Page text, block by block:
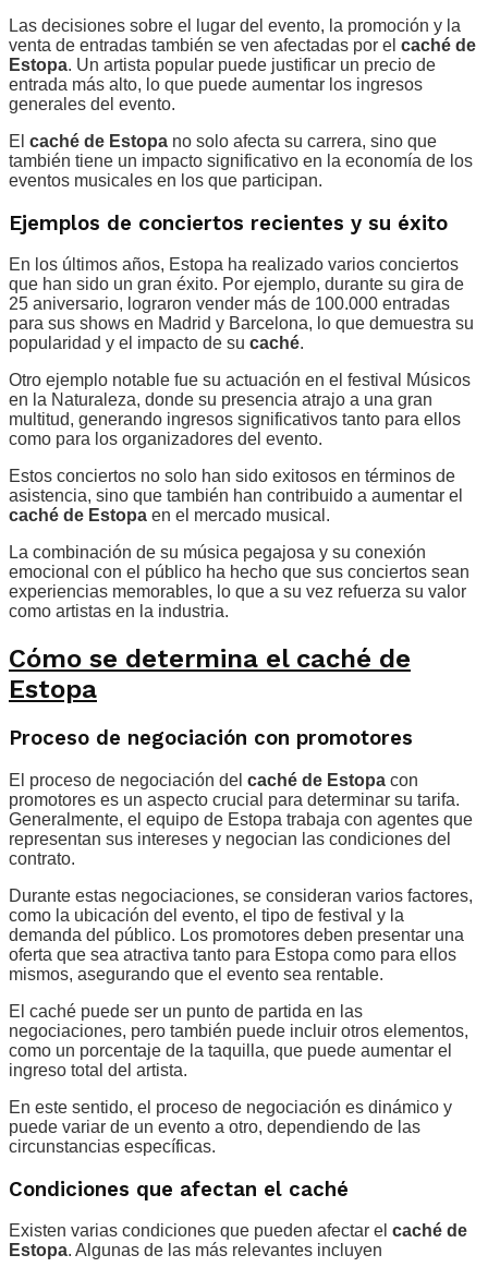
Las decisiones sobre el lugar del evento, la promoción y la
venta de entradas también se ven afectadas por el caché de
Estopa. Un artista popular puede justificar un precio de
entrada más alto, lo que puede aumentar los ingresos
generales del evento.
El caché de Estopa no solo afecta su carrera, sino que
también tiene un impacto significativo en la economía de los
eventos musicales en los que participan.
Ejemplos de conciertos recientes y su éxito
En los últimos años, Estopa ha realizado varios conciertos
que han sido un gran éxito. Por ejemplo, durante su gira de
25 aniversario, lograron vender más de 100.000 entradas
para sus shows en Madrid y Barcelona, lo que demuestra su
popularidad y el impacto de su caché.
Otro ejemplo notable fue su actuación en el festival Músicos
en la Naturaleza, donde su presencia atrajo a una gran
multitud, generando ingresos significativos tanto para ellos
como para los organizadores del evento.
Estos conciertos no solo han sido exitosos en términos de
asistencia, sino que también han contribuido a aumentar el
caché de Estopa en el mercado musical.
La combinación de su música pegajosa y su conexión
emocional con el público ha hecho que sus conciertos sean
experiencias memorables, lo que a su vez refuerza su valor
como artistas en la industria.
Cómo se determina el caché de
Estopa
Proceso de negociación con promotores
El proceso de negociación del caché de Estopa con
promotores es un aspecto crucial para determinar su tarifa.
Generalmente, el equipo de Estopa trabaja con agentes que
representan sus intereses y negocian las condiciones del
contrato.
Durante estas negociaciones, se consideran varios factores,
como la ubicación del evento, el tipo de festival y la
demanda del público. Los promotores deben presentar una
oferta que sea atractiva tanto para Estopa como para ellos
mismos, asegurando que el evento sea rentable.
El caché puede ser un punto de partida en las
negociaciones, pero también puede incluir otros elementos,
como un porcentaje de la taquilla, que puede aumentar el
ingreso total del artista.
En este sentido, el proceso de negociación es dinámico y
puede variar de un evento a otro, dependiendo de las
circunstancias específicas.
Condiciones que afectan el caché
Existen varias condiciones que pueden afectar el caché de
Estopa. Algunas de las más relevantes incluyen